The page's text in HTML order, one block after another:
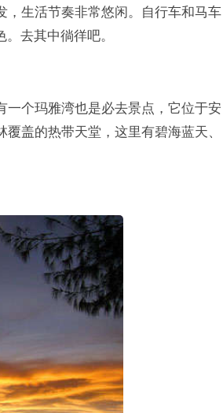
生活节奏非常悠闲。自行车和马车
去其中徜徉吧。
个玛雅湾也是必去景点，它位于安
盖的热带天堂，这里有碧海蓝天、